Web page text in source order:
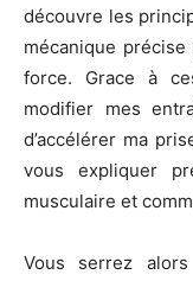
découvre les
mécanique
force. Grace à
modifier mes
d’accélérer ma
vous expliquer
musculaire et
Vous serrez